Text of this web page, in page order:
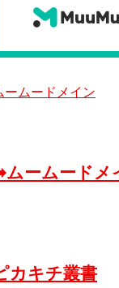
ームードメイン
ームードメ
カキチ叢書